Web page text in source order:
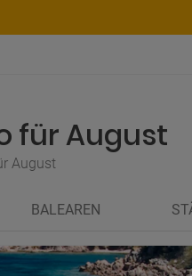
für August
August
BALEAREN